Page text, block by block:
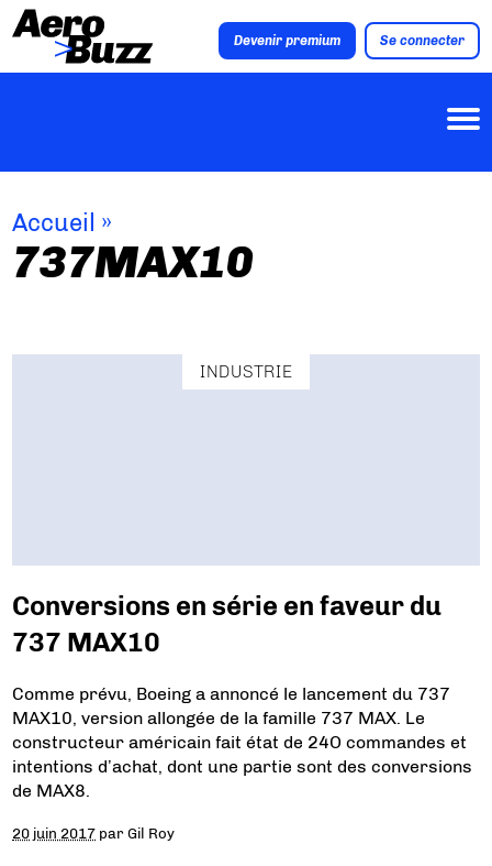
Devenir premium Se connecter
Accueil »
737MAX10
INDUSTRIE
Conversions en série en faveur du
737 MAX10
Comme prévu, Boeing a annoncé le lancement du 737
MAX10, version allongée de la famille 737 MAX. Le
constructeur américain fait état de 24O commandes et
intentions d’achat, dont une partie sont des conversions
de MAX8.
20 juin 2017 parGil Roy